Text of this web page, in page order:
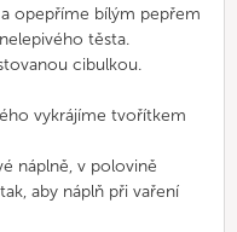
opepříme bílým pepřem
těsta.
cibulkou.
vykrájíme tvořítkem
náplně, v polovině
aby náplň při vaření